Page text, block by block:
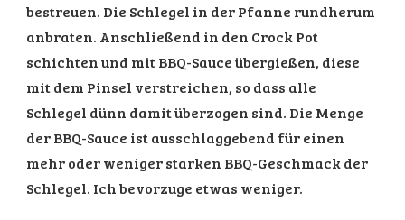
bestreuen. Die Schlegel in der Pfanne rundherum
anbraten. Anschließend in den Crock Pot
schichten und mit BBQ-Sauce übergießen, diese
mit dem Pinsel verstreichen, so dass alle
Schlegel dünn damit überzogen sind. Die Menge
der BBQ-Sauce ist ausschlaggebend für einen
mehr oder weniger starken BBQ-Geschmack der
Schlegel. Ich bevorzuge etwas weniger.